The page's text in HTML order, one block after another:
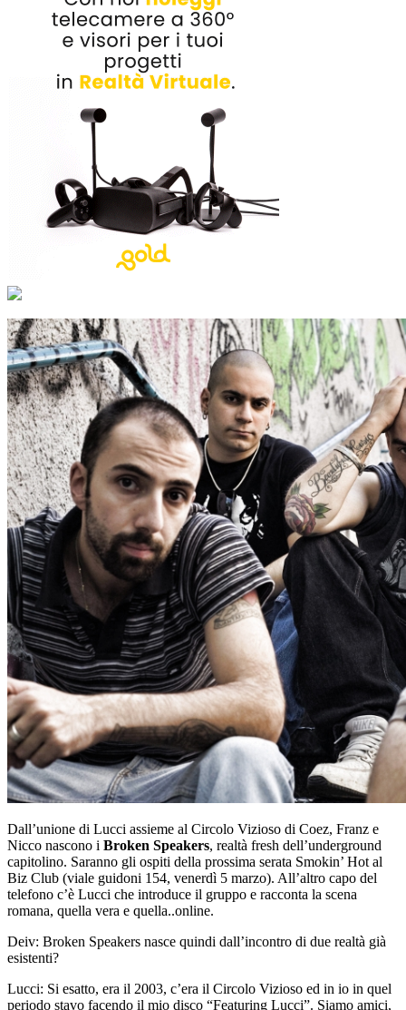
Dall’unione di Lucci assieme al Circolo Vizioso di Coez, Franz e
Nicco nascono i Broken Speakers, realtà fresh dell’underground
capitolino. Saranno gli ospiti della prossima serata Smokin’ Hot al
Biz Club (viale guidoni 154, venerdì 5 marzo). All’altro capo del
telefono c’è Lucci che introduce il gruppo e racconta la scena
romana, quella vera e quella..online.
Deiv: Broken Speakers nasce quindi dall’incontro di due realtà già
esistenti?
Lucci: Si esatto, era il 2003, c’era il Circolo Vizioso ed in io in quel
periodo stavo facendo il mio disco “Featuring Lucci”. Siamo amici,